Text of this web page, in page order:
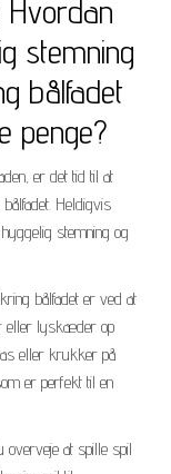
Hvordan
stemning
bålfadet
penge?
er det tid til at
Heldigvis
stemning og
bålfadet er ved at
eller lyskæder op
eller krukker på
er perfekt til en
at spille spil